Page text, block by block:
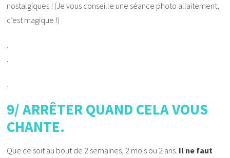
nostalgiques ! (Je vous conseille une séance photo allaitement,
c’est magique !)
.
.
.
9/ ARRÊTER QUAND CELA VOUS
CHANTE.
Que ce soit au bout de 2 semaines, 2 mois ou 2 ans. Il ne faut